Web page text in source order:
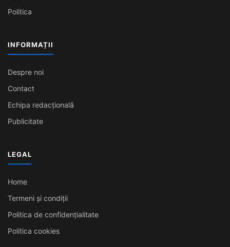
Politica
INFORMAȚII
Despre noi
Contact
Echipa redacțională
Publicitate
LEGAL
Home
Termeni și condiții
Politica de confidențialitate
Politica cookies